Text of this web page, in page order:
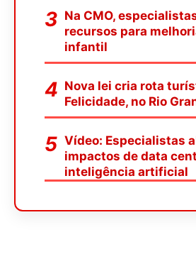
Na CMO,
recursos para
infantil
Nova lei cria rota
Felicidade, no Rio
Vídeo: Especialistas
impactos de data
inteligência artificial